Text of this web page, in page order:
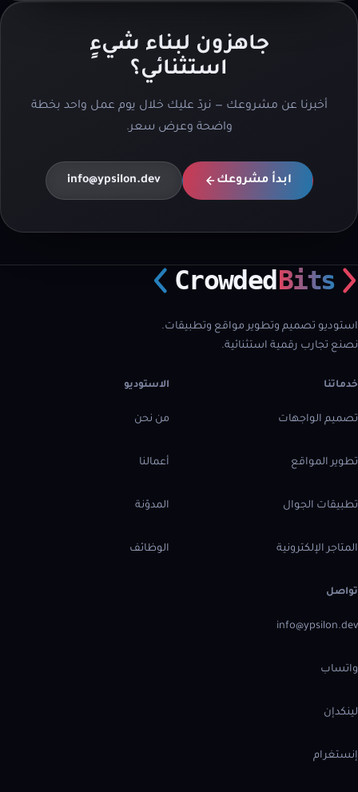
جاهزون لبناء شيءٍ
استثنائي؟
أخبرنا عن مشروعك — نردّ عليك خلال يوم عمل واحد بخطة
واضحة وعرض سعر.
ابدأ مشروعك info@ypsilon.dev
CrowdedBits
استوديو تصميم وتطوير مواقع وتطبيقات.
نصنع تجارب رقمية استثنائية.
خدماتنا
تصميم الواجهات
تطوير المواقع
تطبيقات الجوال
المتاجر الإلكترونية
الاستوديو
من نحن
أعمالنا
المدوّنة
الوظائف
تواصل
info@ypsilon.dev
واتساب
لينكدإن
إنستغرام